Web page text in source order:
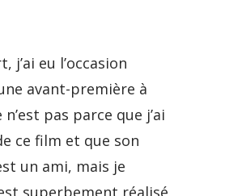
j’ai eu l’occasion
avant-première à
n’est pas parce que j’ai
ce film et que son
un ami, mais je
superbement réalisé